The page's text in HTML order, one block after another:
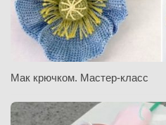
Мак крючком. Мастер-класс